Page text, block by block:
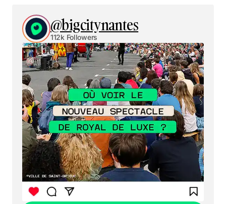
@bigcitynantes
112k Followers